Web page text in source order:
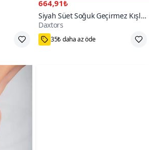
664,91₺
Siyah Süet Soğuk Geçirmez Kışlık
Bot
Daxtors
1000+
35₺ daha az öde